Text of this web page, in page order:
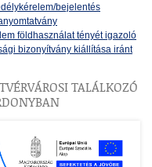
bejelentés
földhasználat tényét igazoló
bizonyítvány kiállítása iránt
TALÁLKOZÓ